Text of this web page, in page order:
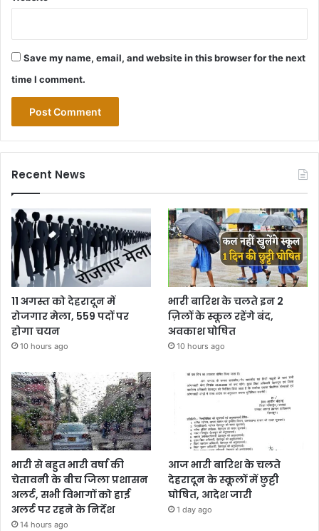
Save my name, email, and website in this browser for the next
time I comment.
Recent News
11 अगस्त को देहरादून में
रोजगार मेला, 559 पदों पर
होगा चयन
10 hours ago
भारी बारिश के चलते इन 2
ज़िलों के स्कूल रहेंगे बंद,
अवकाश घोषित
10 hours ago
भारी से बहुत भारी वर्षा की
चेतावनी के बीच जिला प्रशासन
अलर्ट, सभी विभागों को हाई
अलर्ट पर रहने के निर्देश
14 hours ago
आज भारी बारिश के चलते
देहरादून के स्कूलों में छुट्टी
घोषित, आदेश जारी
1 day ago